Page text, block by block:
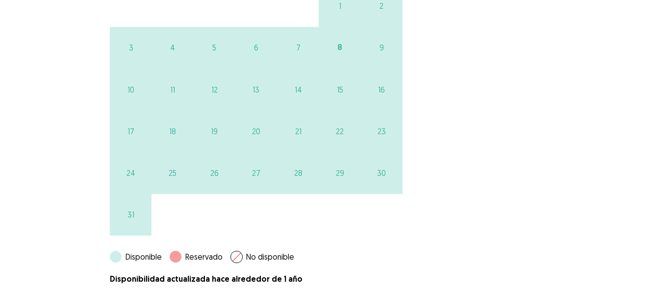
1 2
3 4 5 6 7 8 9
10 11 12 13 14 15 16
17 18 19 20 21 22 23
24 25 26 27 28 29 30
31
Disponible Reservado No disponible
Disponibilidad actualizada hace alrededor de 1 año